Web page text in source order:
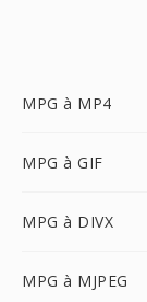
MPG à MP4
MPG à GIF
MPG à DIVX
MPG à MJPEG